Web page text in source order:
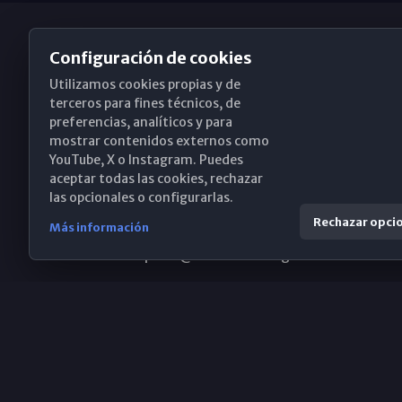
Obispado de Málaga
Santa María, 18-20. 29015 Málaga
(+34) 952 224 386
Configuración de cookies
Utilizamos cookies propias y de
terceros para fines técnicos, de
preferencias, analíticos y para
mostrar contenidos externos como
YouTube, X o Instagram. Puedes
aceptar todas las cookies, rechazar
las opcionales o configurarlas.
Más información Rechazar